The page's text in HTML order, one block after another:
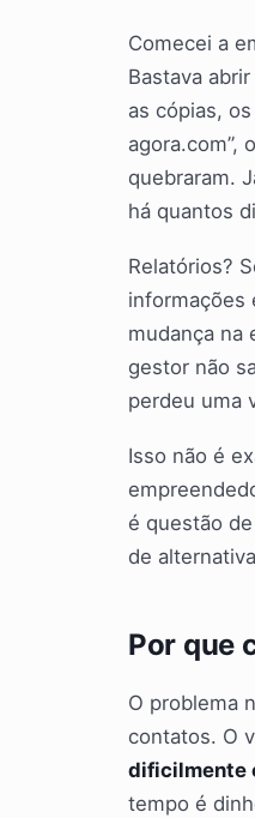
Comecei a
Bastava
as cópias,
agora.com”,
quebraram.
há quantos
Relatórios?
informações
mudança na
gestor não
perdeu uma
Isso não é
é questão
de
Por que
O problema
contatos. O
dificilmente
tempo é